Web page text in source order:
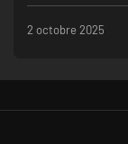
2 octobre 2025